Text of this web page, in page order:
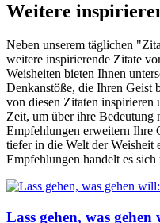
Weitere
Neben unserem täglichen
weitere inspirierende Zitate
Weisheiten bieten Ihnen
Denkanstöße, die Ihren Geist
von diesen Zitaten inspirieren
Zeit, um über ihre Bedeutung
Empfehlungen erweitern Ihre
tiefer in die Welt der Weisheit
Empfehlungen handelt es
Lass gehen, was